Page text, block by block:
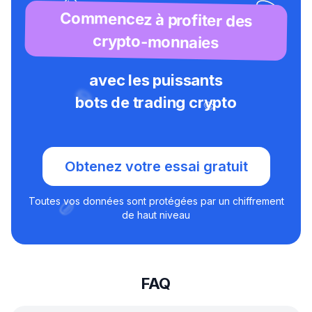
Commencez à profiter des
crypto-monnaies
avec les puissants
bots de trading crypto
Obtenez votre essai gratuit
Toutes vos données sont protégées par un chiffrement
de haut niveau
FAQ